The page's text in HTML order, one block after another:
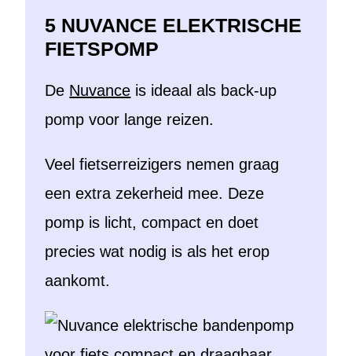
5 NUVANCE ELEKTRISCHE
FIETSPOMP
De Nuvance is ideaal als back-up
pomp voor lange reizen.
Veel fietserreizigers nemen graag
een extra zekerheid mee. Deze
pomp is licht, compact en doet
precies wat nodig is als het erop
aankomt.